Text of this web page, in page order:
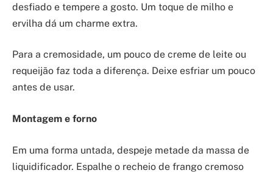
desfiado e tempere a gosto. Um toque de milho e
ervilha dá um charme extra.
Para a cremosidade, um pouco de creme de leite ou
requeijão faz toda a diferença. Deixe esfriar um pouco
antes de usar.
Montagem e forno
Em uma forma untada, despeje metade da massa de
liquidificador. Espalhe o recheio de frango cremoso